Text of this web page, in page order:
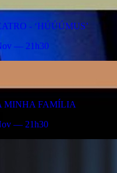
- ‘HÚÚÚMUS’
— 21h30
MINHA FAMÍLIA
— 21h30